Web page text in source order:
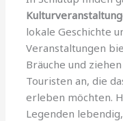
lokale Geschichte
Veranstaltungen
Bräuche und
Touristen an, die
erleben möchten.
Legenden